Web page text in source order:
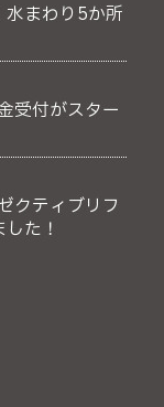
まわり5か所
受付がスター
クティブリフ
た！